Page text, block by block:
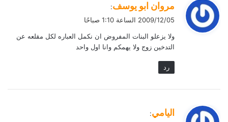
ل
مروان ابو يوسف:
2009/12/05 الساعة 1:10 صباحًا
ولا يزعلو البنات المفروض ان نكمل العباره لكل مقلعه عن
التدخين زوج ولا يهمكم وانا اول واحد
رد
ياليامي: